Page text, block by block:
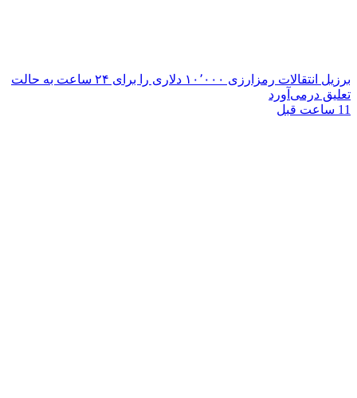
برزیل انتقالات رمزارزی ۱۰٬۰۰۰ دلاری را برای ۲۴ ساعت به حالت
تعلیق درمی‌آورد
11 ساعت قبل